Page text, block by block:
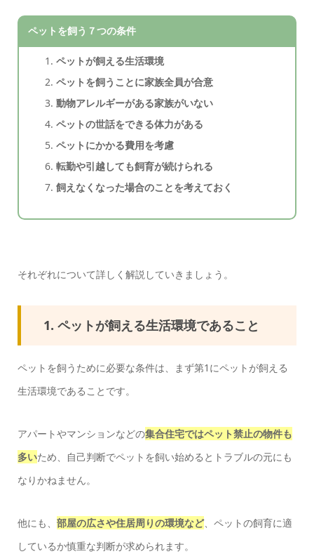
ペットを飼う７つの条件
ペットが飼える生活環境
ペットを飼うことに家族全員が合意
動物アレルギーがある家族がいない
ペットの世話をできる体力がある
ペットにかかる費用を考慮
転勤や引越しても飼育が続けられる
飼えなくなった場合のことを考えておく
それぞれについて詳しく解説していきましょう。
1. ペットが飼える生活環境であること
ペットを飼うために必要な条件は、まず第1にペットが飼える
生活環境であることです。
アパートやマンションなどの集合住宅ではペット禁止の物件も
多いため、自己判断でペットを飼い始めるとトラブルの元にも
なりかねません。
他にも、 部屋の広さや住居周りの環境など、ペットの飼育に適
しているか慎重な判断が求められます。